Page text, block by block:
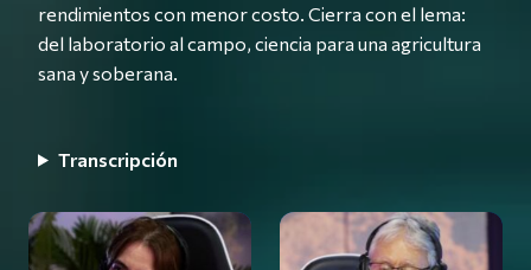
rendimientos con menor costo. Cierra con el lema:
del laboratorio al campo, ciencia para una agricultura
sana y soberana.
Transcripción
Lista de episodios de la temporada 1